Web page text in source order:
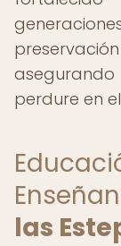
perdure en
las